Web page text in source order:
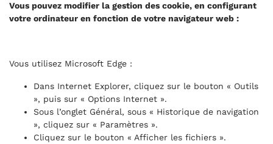
Vous pouvez modifier la gestion des cookie, en configurant
votre ordinateur en fonction de votre navigateur web :
Vous utilisez Microsoft Edge :
Dans Internet Explorer, cliquez sur le bouton « Outils
», puis sur « Options Internet ».
Sous l’onglet Général, sous « Historique de navigation
», cliquez sur « Paramètres ».
Cliquez sur le bouton « Afficher les fichiers ».